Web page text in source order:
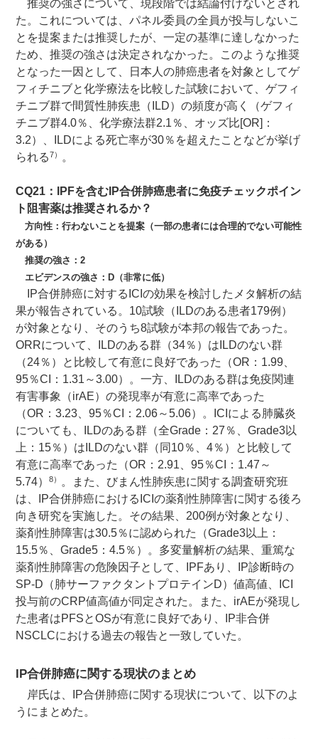
推奨の強さについて、現段階では結論付けないとされ
た。これについては、パネル委員の全員が投与しないこ
とを提案または推奨したが、一定の基準に達しなかった
ため、推奨の強さは決定されなかった。このような推奨
となった一因として、日本人の肺癌患者を対象としてゲ
フィチニブと化学療法を比較した試験において、ゲフィ
チニブ群で間質性肺疾患（ILD）の頻度が高く（ゲフィ
チニブ群4.0％、化学療法群2.1％、オッズ比[OR]：
3.2）、ILDによる死亡率が30％を超えたことなどが挙げ
られる7） 。
CQ21：IPFを含むIP合併肺癌患者に免疫チェックポイン
ト阻害薬は推奨されるか？
方向性：行わないことを提案（一部の患者には合理的でない可能性
がある）
推奨の強さ：2
エビデンスの強さ：D（非常に低）
IP合併肺癌に対するICIの効果を検討したメタ解析の結
果が報告されている。10試験（ILDのある患者179例）
が対象となり、そのうち8試験が本邦の報告であった。
ORRについて、ILDのある群（34％）はILDのない群
（24％）と比較して有意に良好であった（OR：1.99、
95％CI：1.31～3.00）。一方、ILDのある群は免疫関連
有害事象（irAE）の発現率が有意に高率であった
（OR：3.23、95％CI：2.06～5.06）。ICIによる肺臓炎
についても、ILDのある群（全Grade：27％、Grade3以
上：15％）はILDのない群（同10％、4％）と比較して
有意に高率であった（OR：2.91、95％CI：1.47～
5.74）
8） 。また、びまん性肺疾患に関する調査研究班
は、IP合併肺癌におけるICIの薬剤性肺障害に関する後ろ
向き研究を実施した。その結果、200例が対象となり、
薬剤性肺障害は30.5％に認められた（Grade3以上：
15.5％、Grade5：4.5％）。多変量解析の結果、重篤な
薬剤性肺障害の危険因子として、IPFあり、IP診断時の
SP-D（肺サーファクタントプロテインD）値高値、ICI
投与前のCRP値高値が同定された。また、irAEが発現し
た患者はPFSとOSが有意に良好であり、IP非合併
NSCLCにおける過去の報告と一致していた。
IP合併肺癌に関する現状のまとめ
岸氏は、IP合併肺癌に関する現状について、以下のよ
うにまとめた。